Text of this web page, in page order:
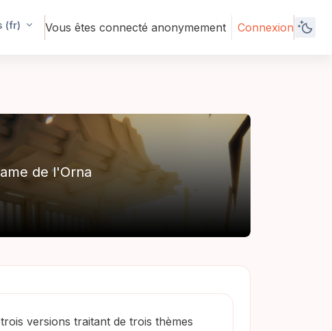
‎(fr)‎ Vous êtes connecté anonymement Connexion
de l'Orna
versions traitant de trois thèmes